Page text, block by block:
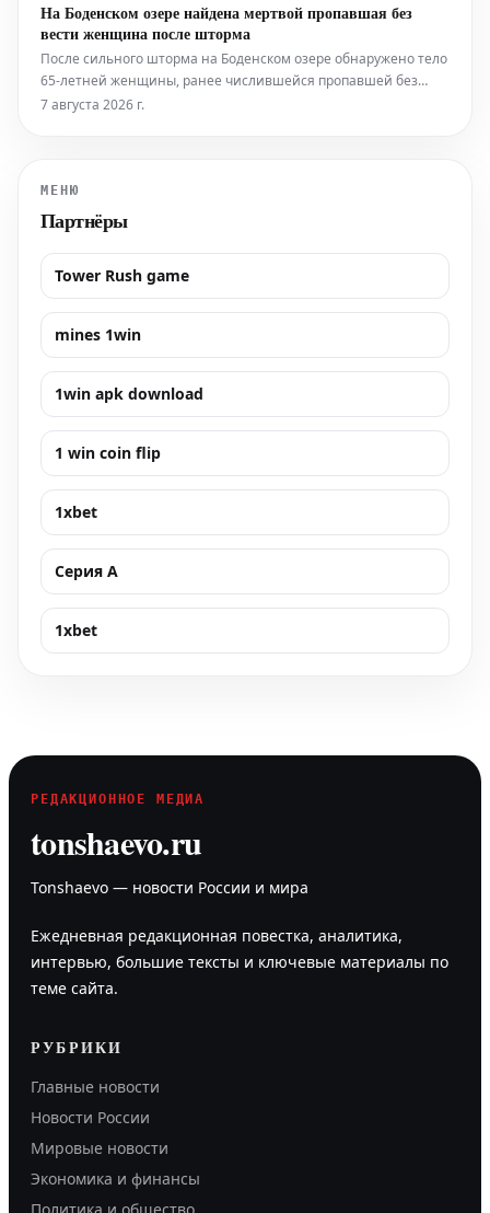
золотистой корочки. Подаётся рулет "Кордон блю" с гарниром
из хрустящих картофельных долек и све
На Боденском озере найдена мертвой пропавшая без
вести женщина после шторма
После сильного шторма на Боденском озере обнаружено тело
65-летней женщины, ранее числившейся пропавшей без
вести. По данным полиции, она упала в воду с моторной
7 августа 2026 г.
МЕНЮ
Партнёры
Tower Rush game
mines 1win
1win apk download
1 win coin flip
1xbet
Серия А
1xbet
РЕДАКЦИОННОЕ МЕДИА
tonshaevo.ru
Tonshaevo — новости России и мира
Ежедневная редакционная повестка, аналитика,
интервью, большие тексты и ключевые материалы по
теме сайта.
РУБРИКИ
Главные новости
Новости России
Мировые новости
Экономика и финансы